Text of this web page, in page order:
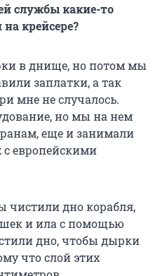
службы какие-то
крейсере?
в днище, но потом мы
заплатки, а так
мне не случалось.
но мы на нем
еще и занимали
с европейскими
чистили дно корабля,
и ила с помощью
дно, чтобы дырки
что слой этих